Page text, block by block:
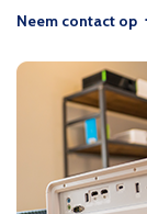
Neem contact op